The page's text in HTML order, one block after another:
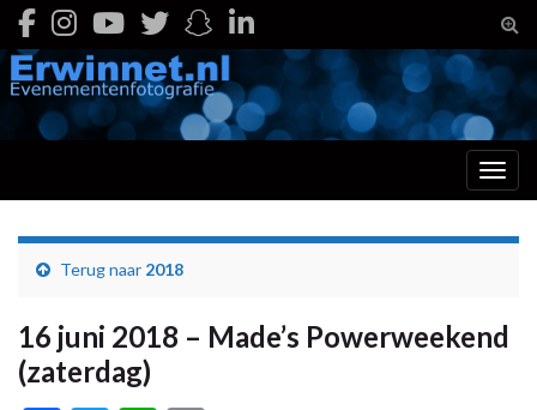
Terug naar 2018
16 juni 2018 – Made’s Powerweekend
(zaterdag)